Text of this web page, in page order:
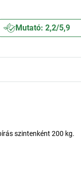
Mutató: 2,2/5,9
szintenként 200 kg.